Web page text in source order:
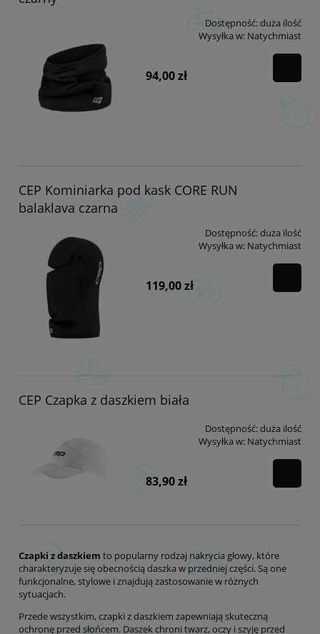
Dostępność:duża ilość
Wysyłka w: Natychmiast
94,00 zł
CEP Kominiarka pod kask CORE RUN
balaklava czarna
Dostępność:duża ilość
Wysyłka w: Natychmiast
119,00 zł
CEP Czapka z daszkiem biała
Dostępność:duża ilość
Wysyłka w: Natychmiast
83,90 zł
Czapki z daszkiem to popularny rodzaj nakrycia głowy, które
charakteryzuje się obecnością daszka w przedniej części. Są one
funkcjonalne, stylowe i znajdują zastosowanie w różnych
sytuacjach.
Przede wszystkim, czapki z daszkiem zapewniają skuteczną
ochronę przed słońcem. Daszek chroni twarz, oczy i szyję przed